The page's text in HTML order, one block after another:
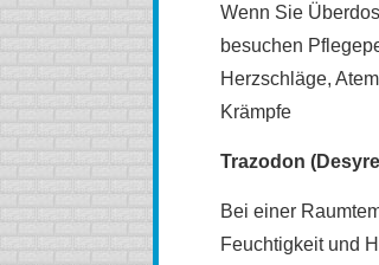
Wenn Sie
besuchen
Herzschläge,
Krämpfe
Trazodon
Bei einer
Feuchtigkeit und